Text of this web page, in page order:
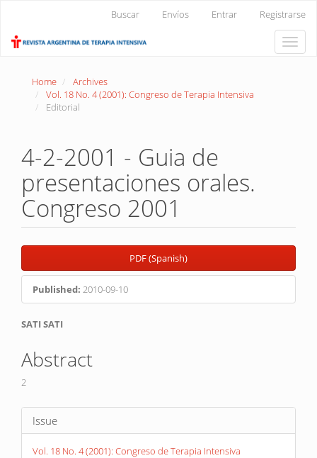
Content
Buscar Envíos Entrar Registrarse
Toggle
Home
Archives
Vol. 18 No. 4 (2001): Congreso de Terapia Intensiva
Editorial
4-2-2001 - Guia de
presentaciones orales.
Congreso 2001
Article
Sidebar
PDF (Spanish)
Published: 2010-09-10
Main
Article
Content
SATI SATI
Abstract
2
Article
Details
Issue
Vol. 18 No. 4 (2001): Congreso de Terapia Intensiva